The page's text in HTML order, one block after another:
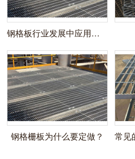
钢格板行业发展中应用应用领域
钢格栅板为什么要定做？